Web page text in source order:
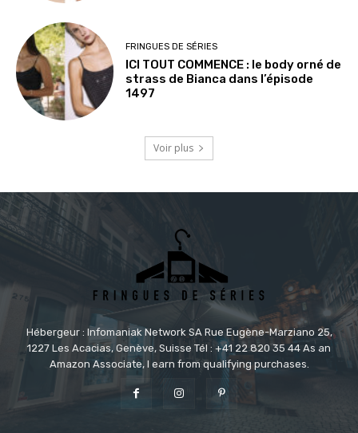
FRINGUES DE SÉRIES
ICI TOUT COMMENCE : le body orné de
strass de Bianca dans l’épisode
1497
Voir plus
Hébergeur : Infomaniak Network SA Rue Eugène-Marziano 25,
1227 Les Acacias, Genève, Suisse Tél : +41 22 820 35 44 As an
Amazon Associate, I earn from qualifying purchases.